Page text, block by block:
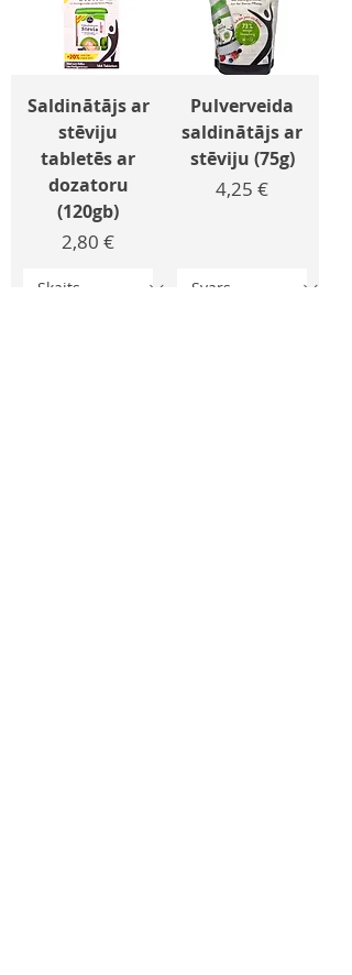
Saldinātājs ar
stēviju
tabletēs ar
dozatoru
(120gb)
Cena
2,80 €
Pulverveida
saldinātājs ar
stēviju (75g)
Cena
4,25 €